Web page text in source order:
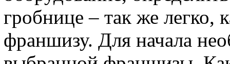
гробнице – так же легко,
франшизу. Для начала